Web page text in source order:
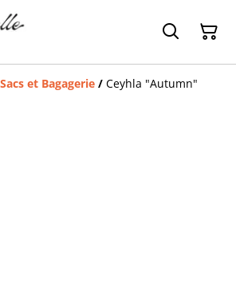
Sacs et Bagagerie / Ceyhla "Autumn"